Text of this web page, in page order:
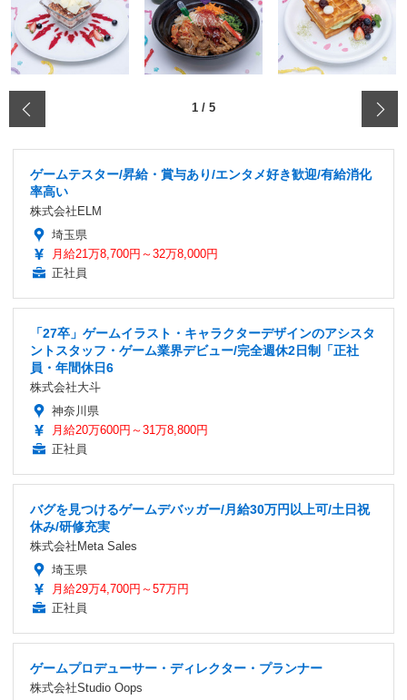
1 / 5
ゲームテスター/昇給・賞与あり/エンタメ好き歓迎/有給消化
率高い
株式会社ELM
埼玉県
月給21万8,700円～32万8,000円
正社員
「27卒」ゲームイラスト・キャラクターデザインのアシスタ
ントスタッフ・ゲーム業界デビュー/完全週休2日制「正社
員・年間休日6
株式会社大斗
神奈川県
月給20万600円～31万8,800円
正社員
バグを見つけるゲームデバッガー/月給30万円以上可/土日祝
休み/研修充実
株式会社Meta Sales
埼玉県
月給29万4,700円～57万円
正社員
ゲームプロデューサー・ディレクター・プランナー
株式会社Studio Oops